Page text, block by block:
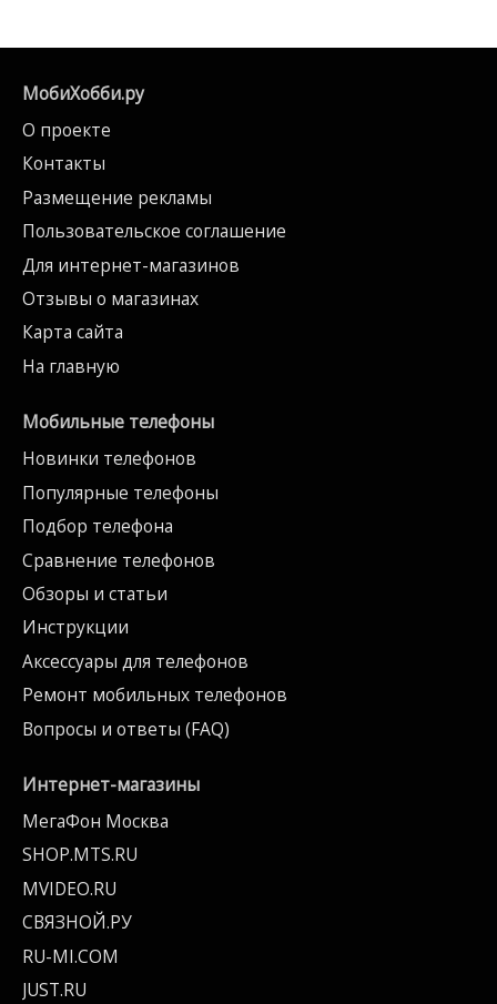
МобиХобби.ру
О проекте
Контакты
Размещение рекламы
Пользовательское соглашение
Для интернет-магазинов
Отзывы о магазинах
Карта сайта
На главную
Мобильные телефоны
Новинки телефонов
Популярные телефоны
Подбор телефона
Сравнение телефонов
Обзоры и статьи
Инструкции
Аксессуары для телефонов
Ремонт мобильных телефонов
Вопросы и ответы (FAQ)
Интернет-магазины
МегаФон Москва
SHOP.MTS.RU
MVIDEO.RU
СВЯЗНОЙ.РУ
RU-MI.COM
JUST.RU